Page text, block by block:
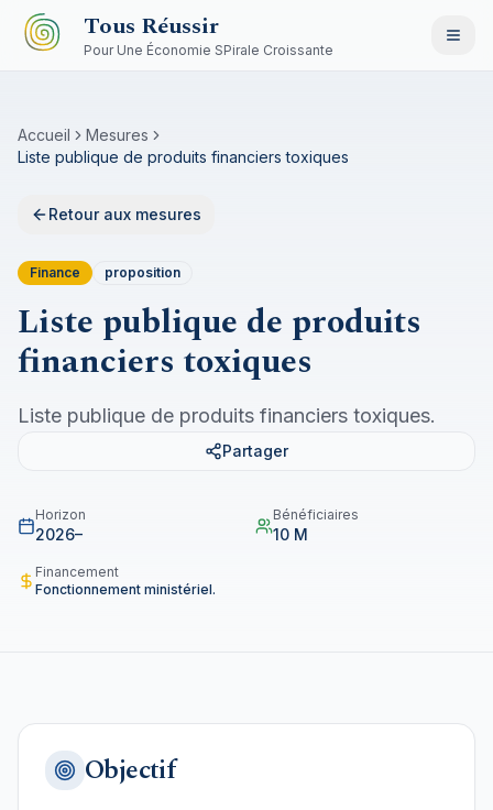
Aller au contenu principal
Tous Réussir
Pour Une Économie SPirale Croissante
Accueil
Mesures
Liste publique de produits financiers toxiques
Retour aux mesures
Finance proposition
Liste publique de produits
financiers toxiques
Liste publique de produits financiers toxiques.
Partager
Horizon
2026–
Bénéficiaires
10 M
Financement
Fonctionnement ministériel.
Objectif